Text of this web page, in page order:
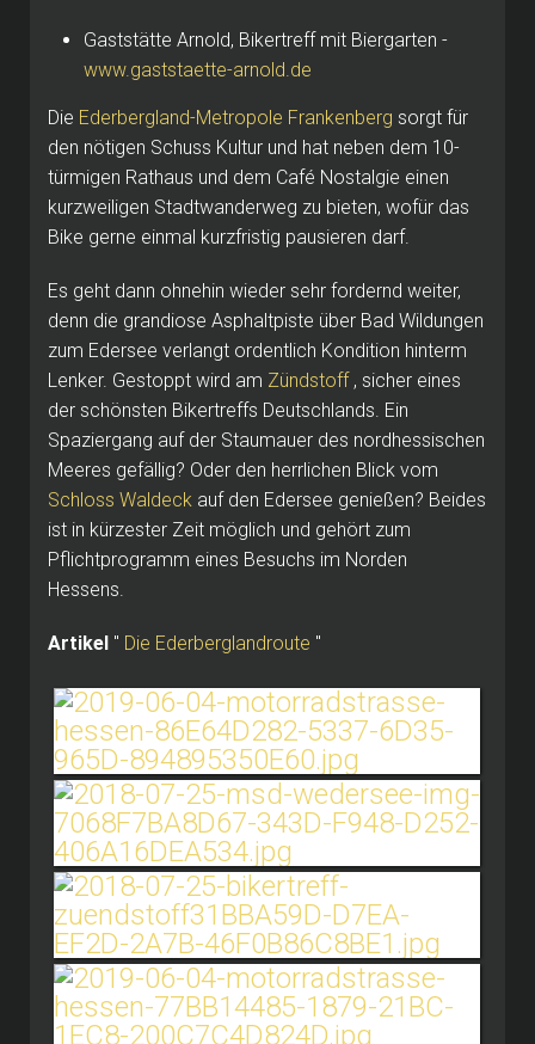
Gaststätte Arnold, Bikertreff mit Biergarten -
www.gaststaette-arnold.de
Die Ederbergland-Metropole Frankenberg sorgt für
den nötigen Schuss Kultur und hat neben dem 10-
türmigen Rathaus und dem Café Nostalgie einen
kurzweiligen Stadtwanderweg zu bieten, wofür das
Bike gerne einmal kurzfristig pausieren darf.
Es geht dann ohnehin wieder sehr fordernd weiter,
denn die grandiose Asphaltpiste über Bad Wildungen
zum Edersee verlangt ordentlich Kondition hinterm
Lenker. Gestoppt wird am Zündstoff, sicher eines
der schönsten Bikertreffs Deutschlands. Ein
Spaziergang auf der Staumauer des nordhessischen
Meeres gefällig? Oder den herrlichen Blick vom
Schloss Waldeck auf den Edersee genießen? Beides
ist in kürzester Zeit möglich und gehört zum
Pflichtprogramm eines Besuchs im Norden
Hessens.
Artikel " Die Ederberglandroute "